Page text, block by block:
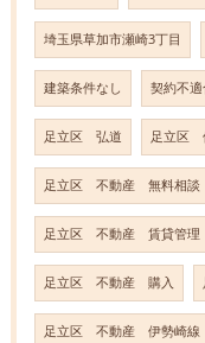
埼玉県草加市瀬崎3丁目
建築条件なし 契約不
足立区 弘道 足立区
足立区 不動産 無料相談
足立区 不動産 賃貸管理
足立区 不動産 購入
足立区 不動産 伊勢崎線